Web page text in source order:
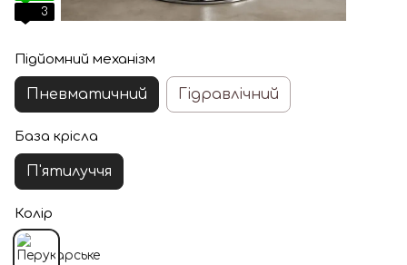
3
Підйомний механізм
Пневматичний Гідравлічний
База крісла
П'ятилуччя
Колір